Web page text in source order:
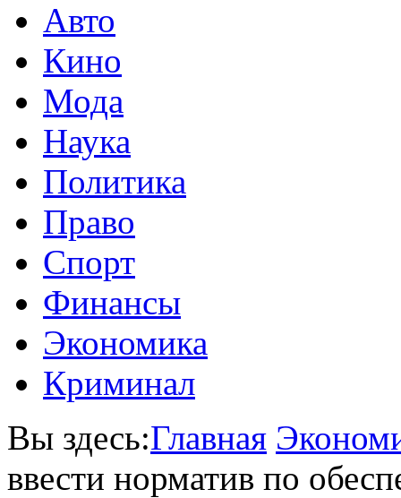
Авто
Кино
Мода
Наука
Политика
Право
Спорт
Финансы
Экономика
Криминал
Вы здесь:Главная
ввести норматив по